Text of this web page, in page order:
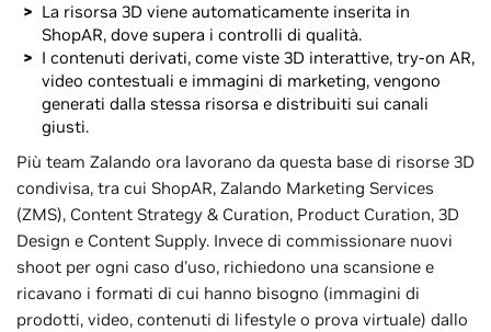
La risorsa 3D viene automaticamente inserita in
ShopAR, dove supera i controlli di qualità.
I contenuti derivati, come viste 3D interattive, try-on AR,
video contestuali e immagini di marketing, vengono
generati dalla stessa risorsa e distribuiti sui canali
giusti.
Più team Zalando ora lavorano da questa base di risorse 3D
condivisa, tra cui ShopAR, Zalando Marketing Services
(ZMS), Content Strategy & Curation, Product Curation, 3D
Design e Content Supply. Invece di commissionare nuovi
shoot per ogni caso d'uso, richiedono una scansione e
ricavano i formati di cui hanno bisogno (immagini di
prodotti, video, contenuti di lifestyle o prova virtuale) dallo